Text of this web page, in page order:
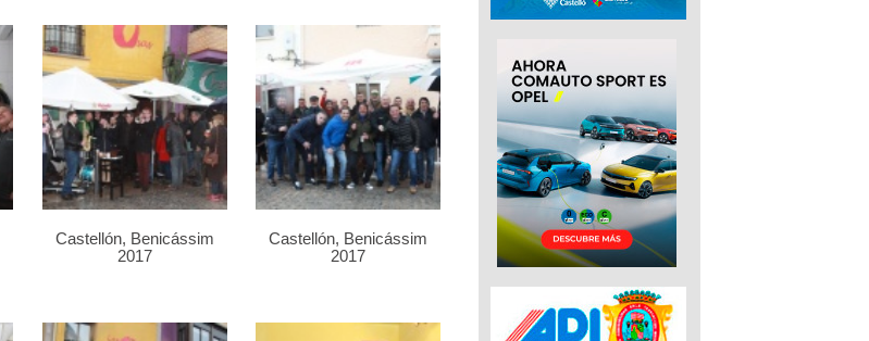
Castellón, Benicássim
2017
Castellón, Benicássim
2017